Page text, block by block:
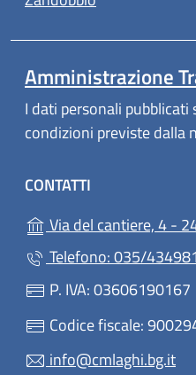
Amministrazione
I dati personali
condizioni previste dalla
CONTATTI
Via del cantiere, 4 -
Telefono: 035/
P. IVA: 03606190167
Codice fiscale:
info@cmlaghi.bg.it